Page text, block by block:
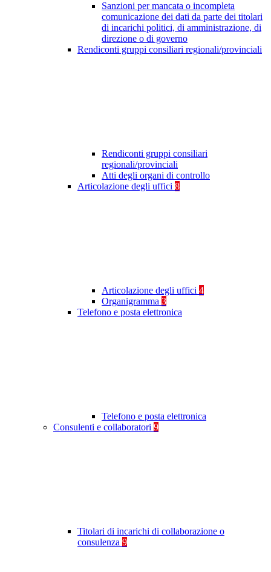
Sanzioni per mancata o incompleta
comunicazione dei dati da parte dei titolari
di incarichi politici, di amministrazione, di
direzione o di governo
Rendiconti gruppi consiliari regionali/provinciali
Rendiconti gruppi consiliari
regionali/provinciali
Atti degli organi di controllo
Articolazione degli uffici 8
Articolazione degli uffici 4
Organigramma 3
Telefono e posta elettronica
Telefono e posta elettronica
Consulenti e collaboratori 9
Titolari di incarichi di collaborazione o
consulenza 9